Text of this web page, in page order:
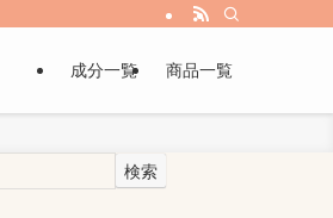
成分一覧 商品一覧
検索